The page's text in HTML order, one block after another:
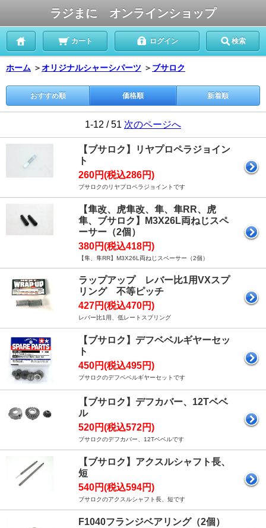
ラジまに オンラインショップ
カート ログイン 検索
ホーム ＞オリジナルシャーシパーツ ＞ ブサロク
おすすめ順 価格順 新着順
1-12 / 51 次のページへ
【ブサロク】リヤプロペラジョイン
ト
260円(税込286円)
ブサロクのリヤプロペラジョイントです
【隼改、虎隼改、隼、隼RR、虎
隼、ブサロク】M3X26L両ねじスペ
ーサー（2個）
380円(税込418円)
【隼、隼RR】M3X26L両ねじスペーサー（2個）
ラップアップ レバー比1用VXスプ
リング 不等ピッチ
427円(税込470円)
レバー比1用、低レートスプリング
【ブサロク】デフベベルギヤーセッ
ト
450円(税込495円)
ブサロクのデフベベルギヤーセットです
【ブサロク】デフカバー、12Tベベ
ル
520円(税込572円)
ブサロクのデフカバー、12Tベベルです
【ブサロク】アクスルシャフト長、
短
540円(税込594円)
ブサロクのアクスルシャフト長、短です
F1040フランジベアリング（2個）